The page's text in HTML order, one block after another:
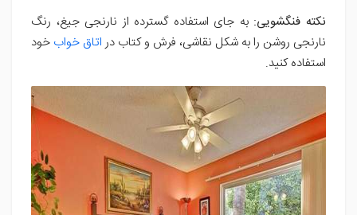
نکته فنگشویی: به جای استفاده گسترده از نارنجی جیغ، رنگ
نارنجی روشن را به شکل نقاشی، فرش و کتاب در اتاق خواب خود
استفاده کنید.